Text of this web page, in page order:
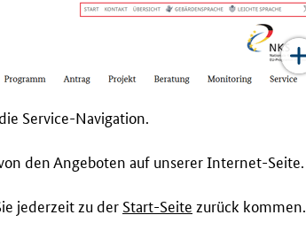
Service-Navigation.
den Angeboten auf unserer Internet-Seite.
jederzeit zu der Start-Seite zurück kommen.